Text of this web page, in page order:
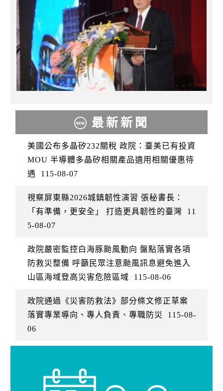
最新新聞
美國公布多晶矽232關稅 政院：臺美已有投資
MOU 半導體多晶矽相關產品適用相關優惠待
遇
115-08-07
視察屏東縣2026城鎮韌性演習 張秘書長：
「有準備，更安全」 打造更具韌性的臺灣
11
5-08-07
政院嚴密監控白海豚颱風動向 盤點落實各項
防救災整備 呼籲民眾注意颱風訊息避免進入
山區海域登高災害危險區域
115-08-06
政院通過《災害防救法》部分條文修正草案
落實專業導向、專人負責、專職防災
115-08-
06